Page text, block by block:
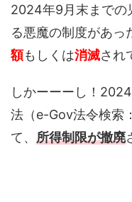
2024年9月末までの
る悪魔の制度があっ
額もしくは消滅され
しかーーーし！
法（e-Gov法令検索：
て、 所得制限が撤廃